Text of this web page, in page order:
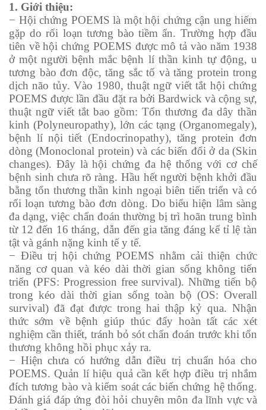
1. Giới thiệu:
− Hội chứng POEMS là một hội chứng cận ung hiếm
gặp do rối loạn tương bào tiềm ẩn. Trường hợp đầu
tiên về hội chứng POEMS được mô tả vào năm 1938
ở một người bệnh mắc bệnh lí thần kinh tự động, u
tương bào đơn độc, tăng sắc tố và tăng protein trong
dịch não tủy. Vào 1980, thuật ngữ viết tắt hội chứng
POEMS được lần đầu đặt ra bởi Bardwick và cộng sự,
thuật ngữ viết tắt bao gồm: Tổn thương đa dây thần
kinh (Polyneuropathy), lớn các tạng (Organomegaly),
bệnh lí nội tiết (Endocrinopathy), tăng protein đơn
dòng (Monoclonal protein) và các biến đổi ở da (Skin
changes). Đây là hội chứng đa hệ thống với cơ chế
bệnh sinh chưa rõ ràng. Hầu hết người bệnh khởi đầu
bằng tổn thương thần kinh ngoại biên tiến triển và có
rối loạn tương bào đơn dòng. Do biểu hiện lâm sàng
đa dạng, việc chẩn đoán thường bị trì hoãn trung bình
từ 12 đến 16 tháng, dẫn đến gia tăng đáng kể tỉ lệ tàn
tật và gánh nặng kinh tế y tế.
− Điều trị hội chứng POEMS nhằm cải thiện chức
năng cơ quan và kéo dài thời gian sống không tiến
triển (PFS: Progression free survival). Những tiến bộ
trong kéo dài thời gian sống toàn bộ (OS: Overall
survival) đã đạt được trong hai thập kỷ qua. Nhận
thức sớm về bệnh giúp thúc đẩy hoàn tất các xét
nghiệm cần thiết, tránh bỏ sót chẩn đoán trước khi tổn
thương không hồi phục xảy ra.
− Hiện chưa có hướng dẫn điều trị chuẩn hóa cho
POEMS. Quản lí hiệu quả cần kết hợp điều trị nhắm
đích tương bào và kiểm soát các biến chứng hệ thống.
Đánh giá đáp ứng đòi hỏi chuyên môn đa lĩnh vực và